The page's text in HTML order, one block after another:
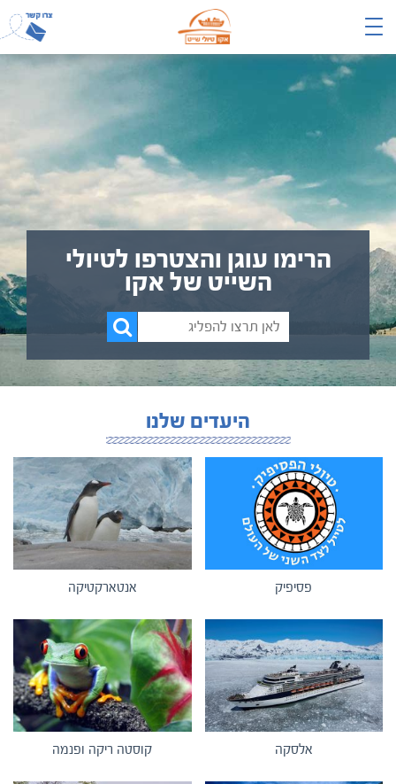
הרימו עוגן והצטרפו לטיולי
השייט של אקו
היעדים שלנו
פסיפיק אנטארקטיקה
אלסקה קוסטה ריקה ופנמה